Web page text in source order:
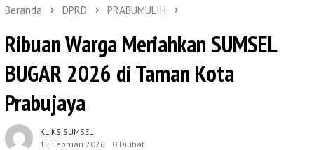
Beranda DPRD PRABUMULIH
Ribuan Warga Meriahkan SUMSEL
BUGAR 2026 di Taman Kota
Prabujaya
KLIKS SUMSEL
15 Februari 2026
0 Dilihat